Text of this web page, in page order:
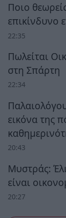
Ποιο
επικίνδυνο
22:35
Πωλείται
στη Σπάρτη
22:34
εικόνα της
20:43
Μυστράς:
είναι
20:27